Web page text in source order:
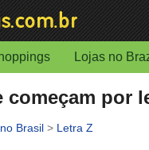
Lojas no
por
Brasil > Letra Z